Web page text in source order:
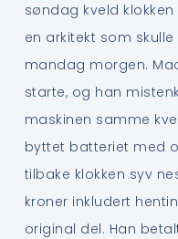
søndag kveld klokken
en arkitekt som
mandag morgen.
starte, og han
maskinen samme
byttet batteriet med
tilbake klokken syv
kroner inkludert
original del. Han